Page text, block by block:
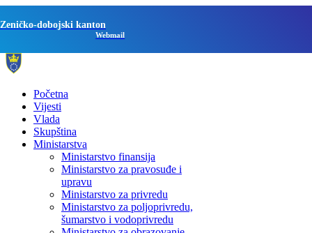
Zeničko-dobojski kanton
Webmail
Početna
Vijesti
Vlada
Skupština
Ministarstva
Ministarstvo finansija
Ministarstvo za pravosuđe i
upravu
Ministarstvo za privredu
Ministarstvo za poljoprivredu,
šumarstvo i vodoprivredu